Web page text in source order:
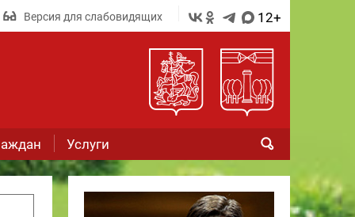
Версия для слабовидящих 12+
Услуги